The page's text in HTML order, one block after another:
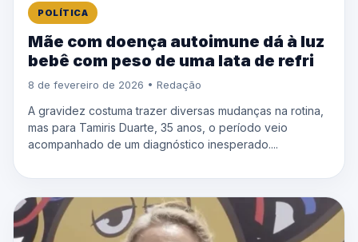
POLÍTICA
Mãe com doença autoimune dá à luz
bebê com peso de uma lata de refri
8 de fevereiro de 2026 • Redação
A gravidez costuma trazer diversas mudanças na rotina,
mas para Tamiris Duarte, 35 anos, o período veio
acompanhado de um diagnóstico inesperado....